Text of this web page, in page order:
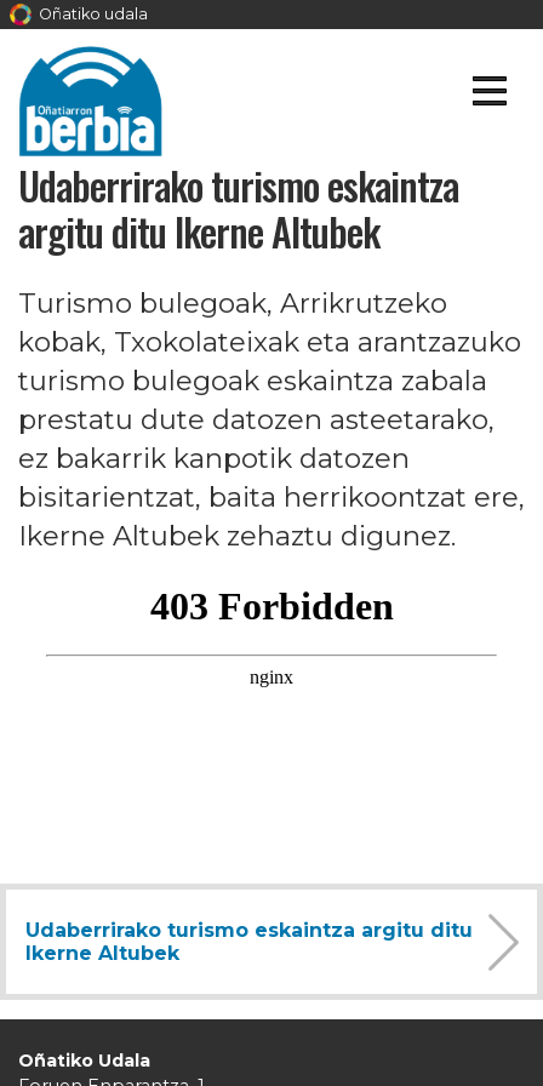
Oñatiko udala
Udaberrirako turismo eskaintza
argitu ditu Ikerne Altubek
Turismo bulegoak, Arrikrutzeko
kobak, Txokolateixak eta arantzazuko
turismo bulegoak eskaintza zabala
prestatu dute datozen asteetarako,
ez bakarrik kanpotik datozen
bisitarientzat, baita herrikoontzat ere,
Ikerne Altubek zehaztu digunez.
Udaberrirako turismo eskaintza argitu ditu
Ikerne Altubek
Oñatiko Udala